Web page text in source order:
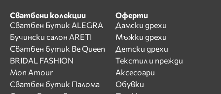
Сватбени колекции
Сватбен Бутик ALEGRA
Бучински салон ARETI
Сватбен бутик Be Queen
BRIDAL FASHION
Mon Amour
Сватбен бутик Палома
Оферти
Дамски дрехи
Мъжки дрехи
Детски дрехи
Текстил и прежди
Аксесоари
Обувки